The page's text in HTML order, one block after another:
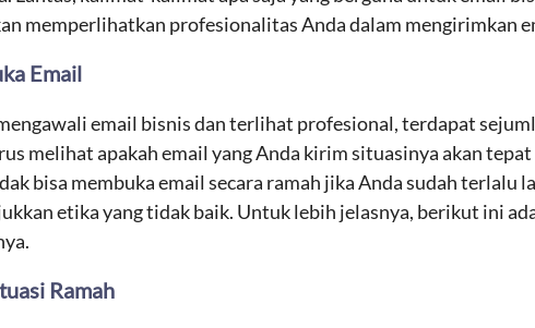
memperlihatkan profesionalitas Anda dalam mengirimkan
Email
email bisnis dan terlihat profesional, terdapat
melihat apakah email yang Anda kirim situasinya akan
bisa membuka email secara ramah jika Anda sudah terlalu
etika yang tidak baik. Untuk lebih jelasnya, berikut ini
Ramah